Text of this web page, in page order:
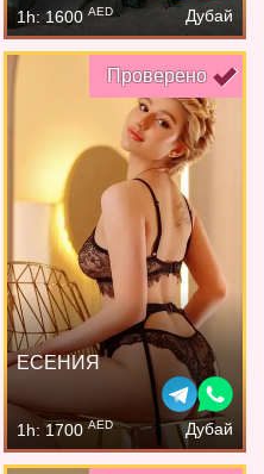
1h: 1600 AED Дубай
Проверено
ЕСЕНИЯ
1h: 1700 AED Дубай